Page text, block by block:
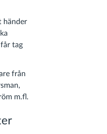
händer
tag
från
m.fl.